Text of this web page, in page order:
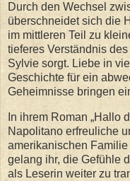
Durch den Wechsel
überschneidet sich die
im mittleren Teil zu
tieferes Verständnis
Sylvie sorgt. Liebe in
Geschichte für ein
Geheimnisse bringen
In ihrem Roman „Hallo
Napolitano erfreuliche
amerikanischen
gelang ihr, die Gefühle
als Leserin weiter zu